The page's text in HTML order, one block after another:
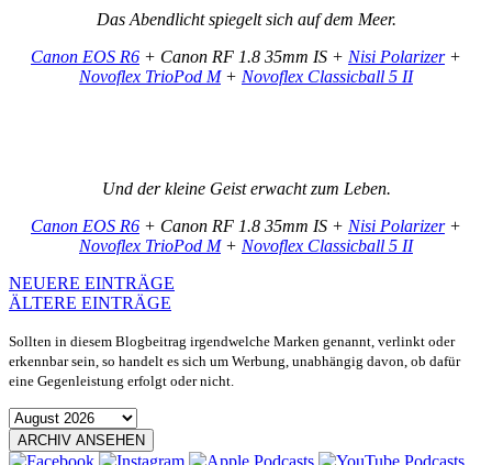
Das Abendlicht spiegelt sich auf dem Meer.
Canon EOS R6 + Canon RF 1.8 35mm IS + Nisi Polarizer+
Novoflex TrioPod M+ Novoflex Classicball 5 II
Und der kleine Geist erwacht zum Leben.
Canon EOS R6 + Canon RF 1.8 35mm IS + Nisi Polarizer+
Novoflex TrioPod M+ Novoflex Classicball 5 II
NEUERE EINTRÄGE
ÄLTERE EINTRÄGE
Sollten in diesem Blogbeitrag irgendwelche Marken genannt, verlinkt oder
erkennbar sein, so handelt es sich um Werbung, unabhängig davon, ob dafür
eine Gegenleistung erfolgt oder nicht.
ARCHIV ANSEHEN